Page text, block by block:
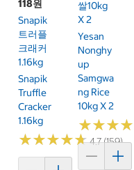
118원
Snapik
트러플
크래커
1.16kg
Snapik
Truffle
Cracker
1.16kg
★★★★★
★★★★★4.7 (159)
쌀10kg
X 2
Yesan
Nonghy
Up
Samgwa
Ng Rice
10kg X 2
★★★★
★★★★